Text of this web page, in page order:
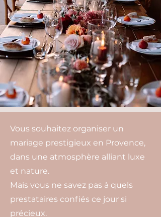
Vous souhaitez organiser un
mariage prestigieux en Provence,
dans une atmosphère alliant luxe
et nature.
Mais vous ne savez pas à quels
prestataires confiés ce jour si
précieux.